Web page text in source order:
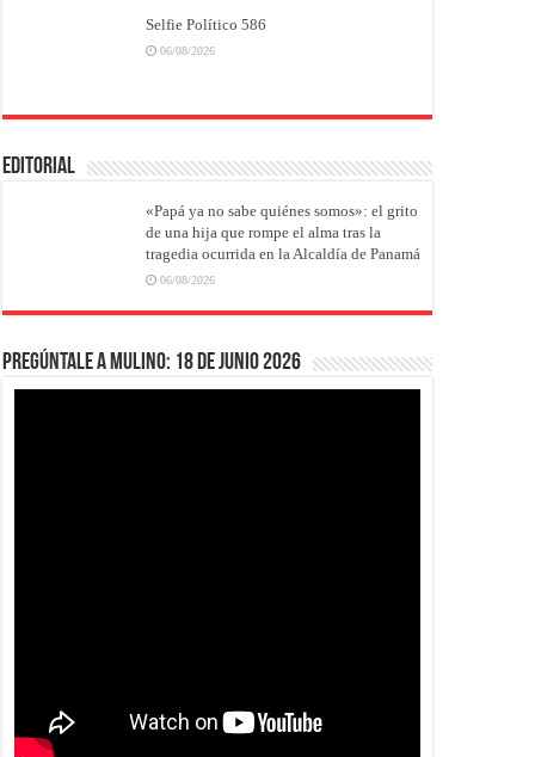
Selfie Político 586
06/08/2026
EDITORIAL
«Papá ya no sabe quiénes somos»: el grito
de una hija que rompe el alma tras la
tragedia ocurrida en la Alcaldía de Panamá
06/08/2026
Pregúntale a Mulino: 18 de junio 2026